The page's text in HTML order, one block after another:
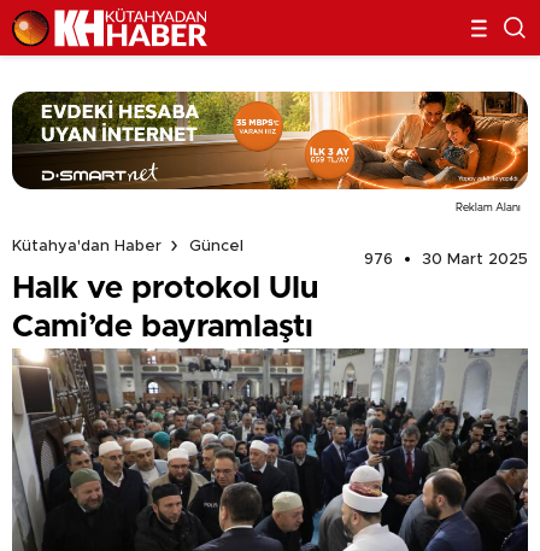
Reklam Alanı
Kütahya'dan Haber
Güncel
976
30 Mart 2025
Halk ve protokol Ulu
Cami’de bayramlaştı